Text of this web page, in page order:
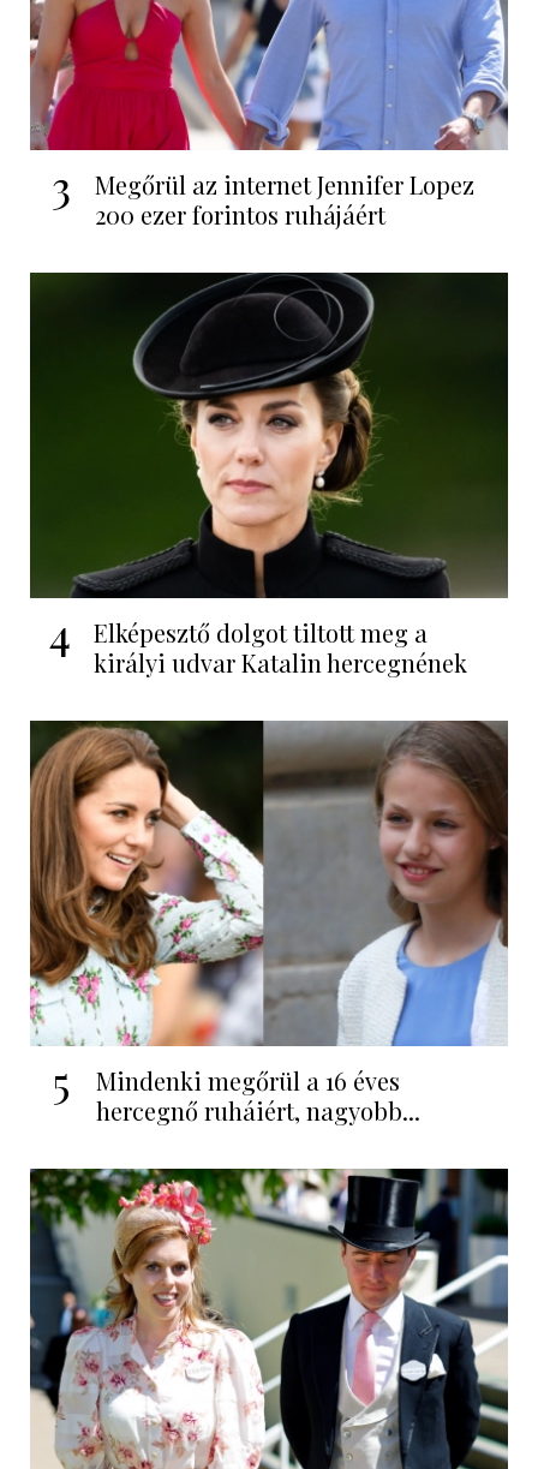
3
Megőrül az internet Jennifer Lopez
200 ezer forintos ruhájáért
4
Elképesztő dolgot tiltott meg a
királyi udvar Katalin hercegnének
5
Mindenki megőrül a 16 éves
hercegnő ruháiért, nagyobb...